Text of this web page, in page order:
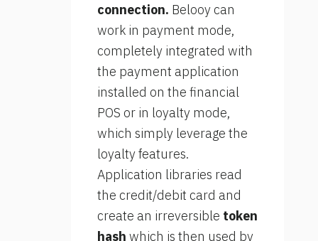
connection. Belooy can
work in payment mode,
completely integrated with
the payment application
installed on the financial
POS or in loyalty mode,
which simply leverage the
loyalty features.
Application libraries read
the credit/debit card and
create an irreversible token
hash which is then used by